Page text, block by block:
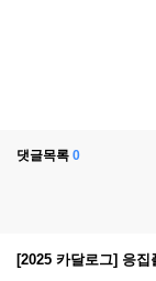
댓글목록 0
[2025 카달로그] 응